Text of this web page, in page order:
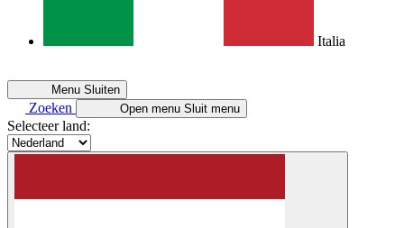
Italia
Menu Sluiten
Zoeken Open menu Sluit menu
Selecteer land: